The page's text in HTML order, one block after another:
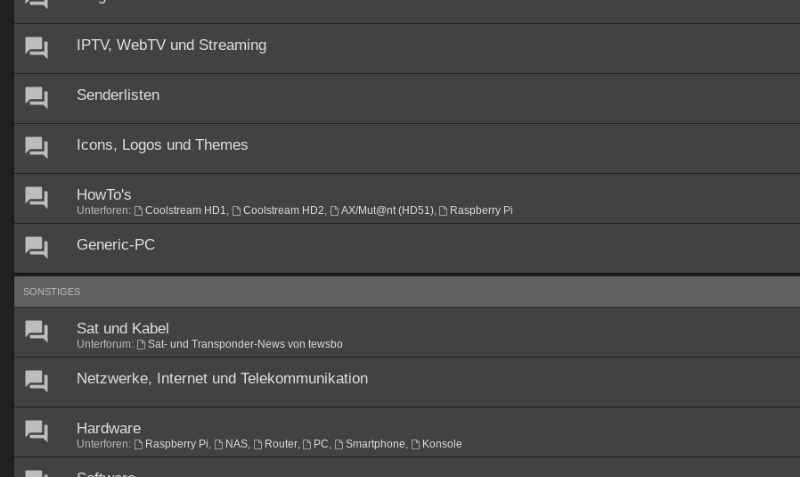
IPTV, WebTV und Streaming
Senderlisten
Icons, Logos und Themes
HowTo's
Unterforen: Coolstream HD1, Coolstream HD2, AX/Mut@nt (HD51), Raspberry Pi
Generic-PC
SONSTIGES
Sat und Kabel
Unterforum: Sat- und Transponder-News von tewsbo
Netzwerke, Internet und Telekommunikation
Hardware
Unterforen: Raspberry Pi, NAS, Router, PC, Smartphone, Konsole